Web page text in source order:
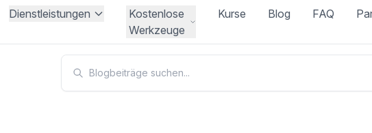
Dienstleistungen
Kostenlose
Werkzeuge
Kurse Blog FAQ